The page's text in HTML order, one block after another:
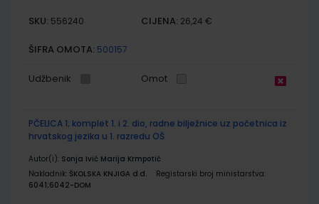
SKU: 556240 CIJENA: 26,24 €
ŠIFRA OMOTA: 500157
Udžbenik Omot
PČELICA 1; komplet 1. i 2. dio, radne bilježnice uz početnica iz
hrvatskog jezika u 1. razredu OŠ
Autor(i): Sonja Ivić Marija Krmpotić
Nakladnik: ŠKOLSKA KNJIGA d.d.
Registarski broj ministarstva:
6041;6042-DOM